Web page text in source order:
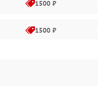
1500 ₽
1500 ₽